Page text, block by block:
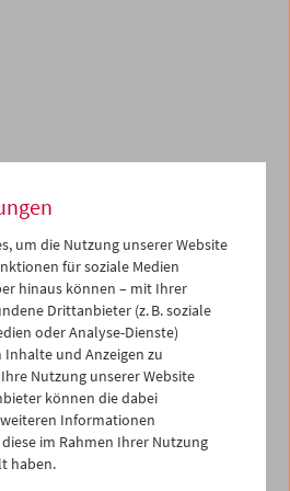
ist immer auch von der
von unseren sozialen
Turhan, Filmemacherin,
Karlsruhe und Schauspielerin
Arslan und Rudolf Thome),
als sozialen Akt, der in
weist und nicht automatisch
Wichtig erscheint, im Dialog
um die Nutzung unserer Website
für soziale Medien
hinaus können – mit Ihrer
Drittanbieter (z. B. soziale
oder Analyse-Dienste)
Inhalte und Anzeigen zu
Nutzung unserer Website
können die dabei
Informationen
im Rahmen Ihrer Nutzung
haben.